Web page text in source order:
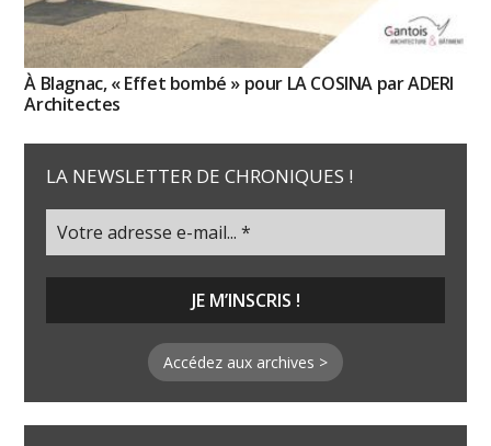
À Blagnac, « Effet bombé » pour LA COSINA par ADERI
Architectes
LA NEWSLETTER DE CHRONIQUES !
Accédez aux archives >